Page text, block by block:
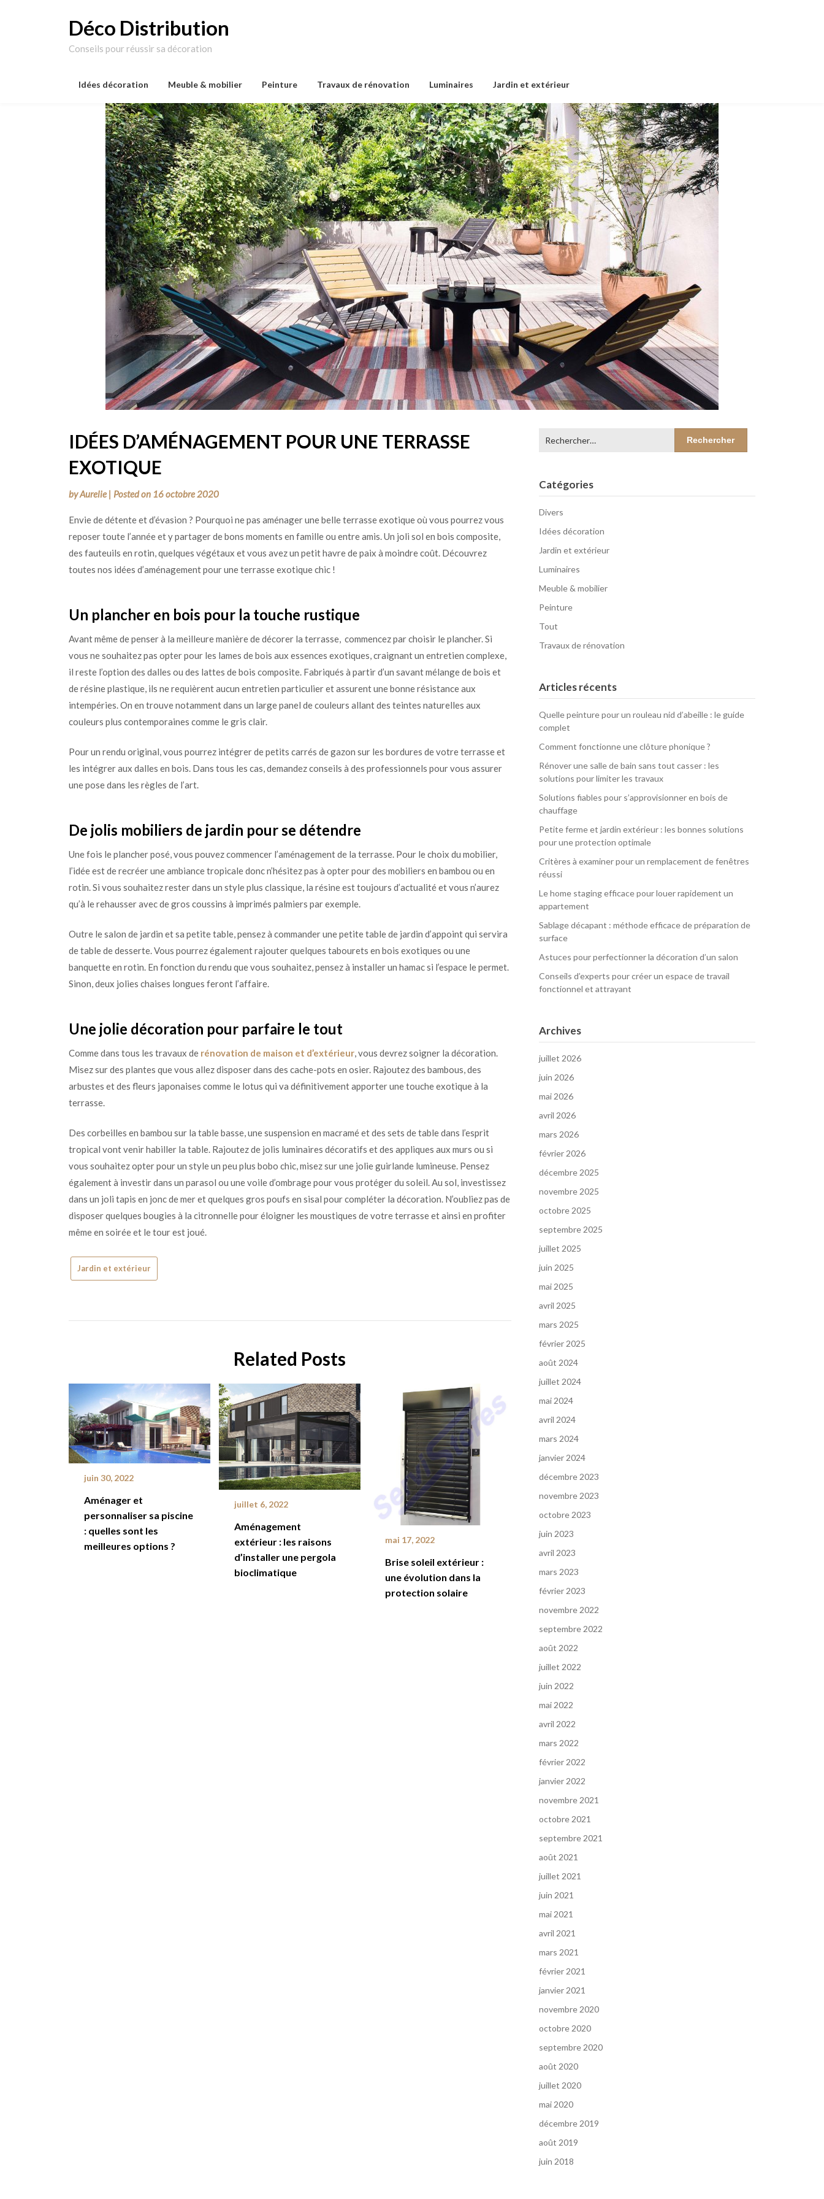
Déco Distribution
Conseils pour réussir sa décoration
Idées décoration Meuble & mobilier Peinture Travaux de rénovation Luminaires Jardin et extérieur
IDÉES D’AMÉNAGEMENT POUR UNE TERRASSE
EXOTIQUE
byAurelie Posted on 16 octobre 2020
Envie de détente et d’évasion ? Pourquoi ne pas aménager une belle terrasse exotique où vous pourrez vous
reposer toute l’année et y partager de bons moments en famille ou entre amis. Un joli sol en bois composite,
des fauteuils en rotin, quelques végétaux et vous avez un petit havre de paix à moindre coût. Découvrez
toutes nos idées d’aménagement pour une terrasse exotique chic !
Un plancher en bois pour la touche rustique
Avant même de penser à la meilleure manière de décorer la terrasse, commencez par choisir le plancher. Si
vous ne souhaitez pas opter pour les lames de bois aux essences exotiques, craignant un entretien complexe,
il reste l’option des dalles ou des lattes de bois composite. Fabriqués à partir d’un savant mélange de bois et
de résine plastique, ils ne requièrent aucun entretien particulier et assurent une bonne résistance aux
intempéries. On en trouve notamment dans un large panel de couleurs allant des teintes naturelles aux
couleurs plus contemporaines comme le gris clair.
Pour un rendu original, vous pourrez intégrer de petits carrés de gazon sur les bordures de votre terrasse et
les intégrer aux dalles en bois. Dans tous les cas, demandez conseils à des professionnels pour vous assurer
une pose dans les règles de l’art.
De jolis mobiliers de jardin pour se détendre
Une fois le plancher posé, vous pouvez commencer l’aménagement de la terrasse. Pour le choix du mobilier,
l’idée est de recréer une ambiance tropicale donc n’hésitez pas à opter pour des mobiliers en bambou ou en
rotin. Si vous souhaitez rester dans un style plus classique, la résine est toujours d’actualité et vous n’aurez
qu’à le rehausser avec de gros coussins à imprimés palmiers par exemple.
Outre le salon de jardin et sa petite table, pensez à commander une petite table de jardin d’appoint qui servira
de table de desserte. Vous pourrez également rajouter quelques tabourets en bois exotiques ou une
banquette en rotin. En fonction du rendu que vous souhaitez, pensez à installer un hamac si l’espace le permet.
Sinon, deux jolies chaises longues feront l’affaire.
Une jolie décoration pour parfaire le tout
Comme dans tous les travaux de rénovation de maison et d’extérieur, vous devrez soigner la décoration.
Misez sur des plantes que vous allez disposer dans des cache-pots en osier. Rajoutez des bambous, des
arbustes et des fleurs japonaises comme le lotus qui va définitivement apporter une touche exotique à la
terrasse.
Des corbeilles en bambou sur la table basse, une suspension en macramé et des sets de table dans l’esprit
tropical vont venir habiller la table. Rajoutez de jolis luminaires décoratifs et des appliques aux murs ou si
vous souhaitez opter pour un style un peu plus bobo chic, misez sur une jolie guirlande lumineuse. Pensez
également à investir dans un parasol ou une voile d’ombrage pour vous protéger du soleil. Au sol, investissez
dans un joli tapis en jonc de mer et quelques gros poufs en sisal pour compléter la décoration. N’oubliez pas de
disposer quelques bougies à la citronnelle pour éloigner les moustiques de votre terrasse et ainsi en profiter
même en soirée et le tour est joué.
Jardin et extérieur
Related Posts
juin 30, 2022
Aménager et
personnaliser sa piscine
: quelles sont les
meilleures options ?
juillet 6, 2022
Aménagement
extérieur : les raisons
d’installer une pergola
bioclimatique
mai 17, 2022
Brise soleil extérieur :
une évolution dans la
protection solaire
Catégories
Divers
Idées décoration
Jardin et extérieur
Luminaires
Meuble & mobilier
Peinture
Tout
Travaux de rénovation
Articles récents
Quelle peinture pour un rouleau nid d’abeille : le guide
complet
Comment fonctionne une clôture phonique ?
Rénover une salle de bain sans tout casser : les
solutions pour limiter les travaux
Solutions fiables pour s’approvisionner en bois de
chauffage
Petite ferme et jardin extérieur : les bonnes solutions
pour une protection optimale
Critères à examiner pour un remplacement de fenêtres
réussi
Le home staging efficace pour louer rapidement un
appartement
Sablage décapant : méthode efficace de préparation de
surface
Astuces pour perfectionner la décoration d’un salon
Conseils d’experts pour créer un espace de travail
fonctionnel et attrayant
Archives
juillet 2026
juin 2026
mai 2026
avril 2026
mars 2026
février 2026
décembre 2025
novembre 2025
octobre 2025
septembre 2025
juillet 2025
juin 2025
mai 2025
avril 2025
mars 2025
février 2025
août 2024
juillet 2024
mai 2024
avril 2024
mars 2024
janvier 2024
décembre 2023
novembre 2023
octobre 2023
juin 2023
avril 2023
mars 2023
février 2023
novembre 2022
septembre 2022
août 2022
juillet 2022
juin 2022
mai 2022
avril 2022
mars 2022
février 2022
janvier 2022
novembre 2021
octobre 2021
septembre 2021
août 2021
juillet 2021
juin 2021
mai 2021
avril 2021
mars 2021
février 2021
janvier 2021
novembre 2020
octobre 2020
septembre 2020
août 2020
juillet 2020
mai 2020
décembre 2019
août 2019
juin 2018